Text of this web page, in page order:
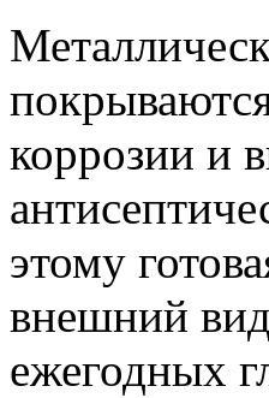
коррозии и
этому
внешний
ежегодных